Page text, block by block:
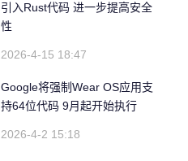
引入Rust代码 进一步提高安全
性
2026-4-15 18:47
Google将强制Wear OS应用支
持64位代码 9月起开始执行
2026-4-2 15:18